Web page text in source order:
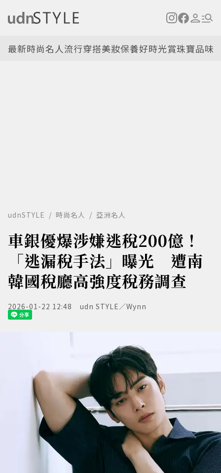
最新時尚名人流行穿搭美妝保養好時光賞珠寶品味
udnSTYLE 時尚名人 亞洲名人
車銀優爆涉嫌逃稅200億！
「逃漏稅手法」曝光 遭南
韓國稅廳高強度稅務調查
2026-01-22 12:48 udn STYLE／Wynn